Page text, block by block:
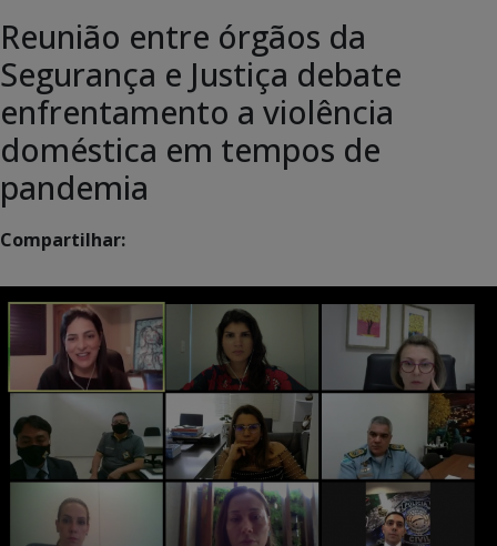
Reunião entre órgãos da
Segurança e Justiça debate
enfrentamento a violência
doméstica em tempos de
pandemia
Compartilhar: